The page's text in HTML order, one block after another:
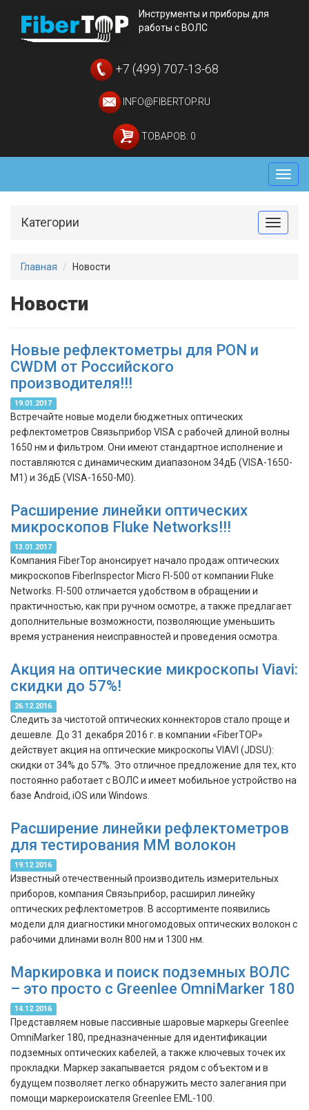
Инструменты и приборы для
работы с ВОЛС
+7 (499) 707-13-68
INFO@FIBERTOP.RU
ТОВАРОВ: 0
Меню
Toggle
Категории
Главная Новости
Новости
Новые рефлектометры для PON и
CWDM от Российского
производителя!!!
19.01.2017
Встречайте новые модели бюджетных оптических
рефлектометров Связьприбор VISA с рабочей длиной волны
1650 нм и фильтром. Они имеют стандартное исполнение и
поставляются с динамическим диапазоном 34дБ (VISA-1650-
M1) и 36дБ (VISA-1650-M0).
Расширение линейки оптических
микроскопов Fluke Networks!!!
13.01.2017
Компания FiberTop анонсирует начало продаж оптических
микроскопов FiberInspector Micro FI-500 от компании Fluke
Networks. FI-500 отличается удобством в обращении и
практичностью, как при ручном осмотре, а также предлагает
дополнительные возможности, позволяющие уменьшить
время устранения неисправностей и проведения осмотра.
Акция на оптические микроскопы Viavi:
скидки до 57%!
26.12.2016
Следить за чистотой оптических коннекторов стало проще и
дешевле. До 31 декабря 2016 г. в компании «FiberTOP»
действует акция на оптические микроскопы VIAVI (JDSU):
скидки от 34% до 57%. Это отличное предложение для тех, кто
постоянно работает с ВОЛС и имеет мобильное устройство на
базе Android, iOS или Windows.
Расширение линейки рефлектометров
для тестирования ММ волокон
19.12.2016
Известный отечественный производитель измерительных
приборов, компания Связьприбор, расширил линейку
оптических рефлектометров. В ассортименте появились
модели для диагностики многомодовых оптических волокон с
рабочими длинами волн 800 нм и 1300 нм.
Маркировка и поиск подземных ВОЛС
– это просто с Greenlee OmniMarker 180
14.12.2016
Представляем новые пассивные шаровые маркеры Greenlee
OmniMarker 180, предназначенные для идентификации
подземных оптических кабелей, а также ключевых точек их
прокладки. Маркер закапывается рядом с объектом и в
будущем позволяет легко обнаружить место залегания при
помощи маркероискателя Greenlee EML-100.